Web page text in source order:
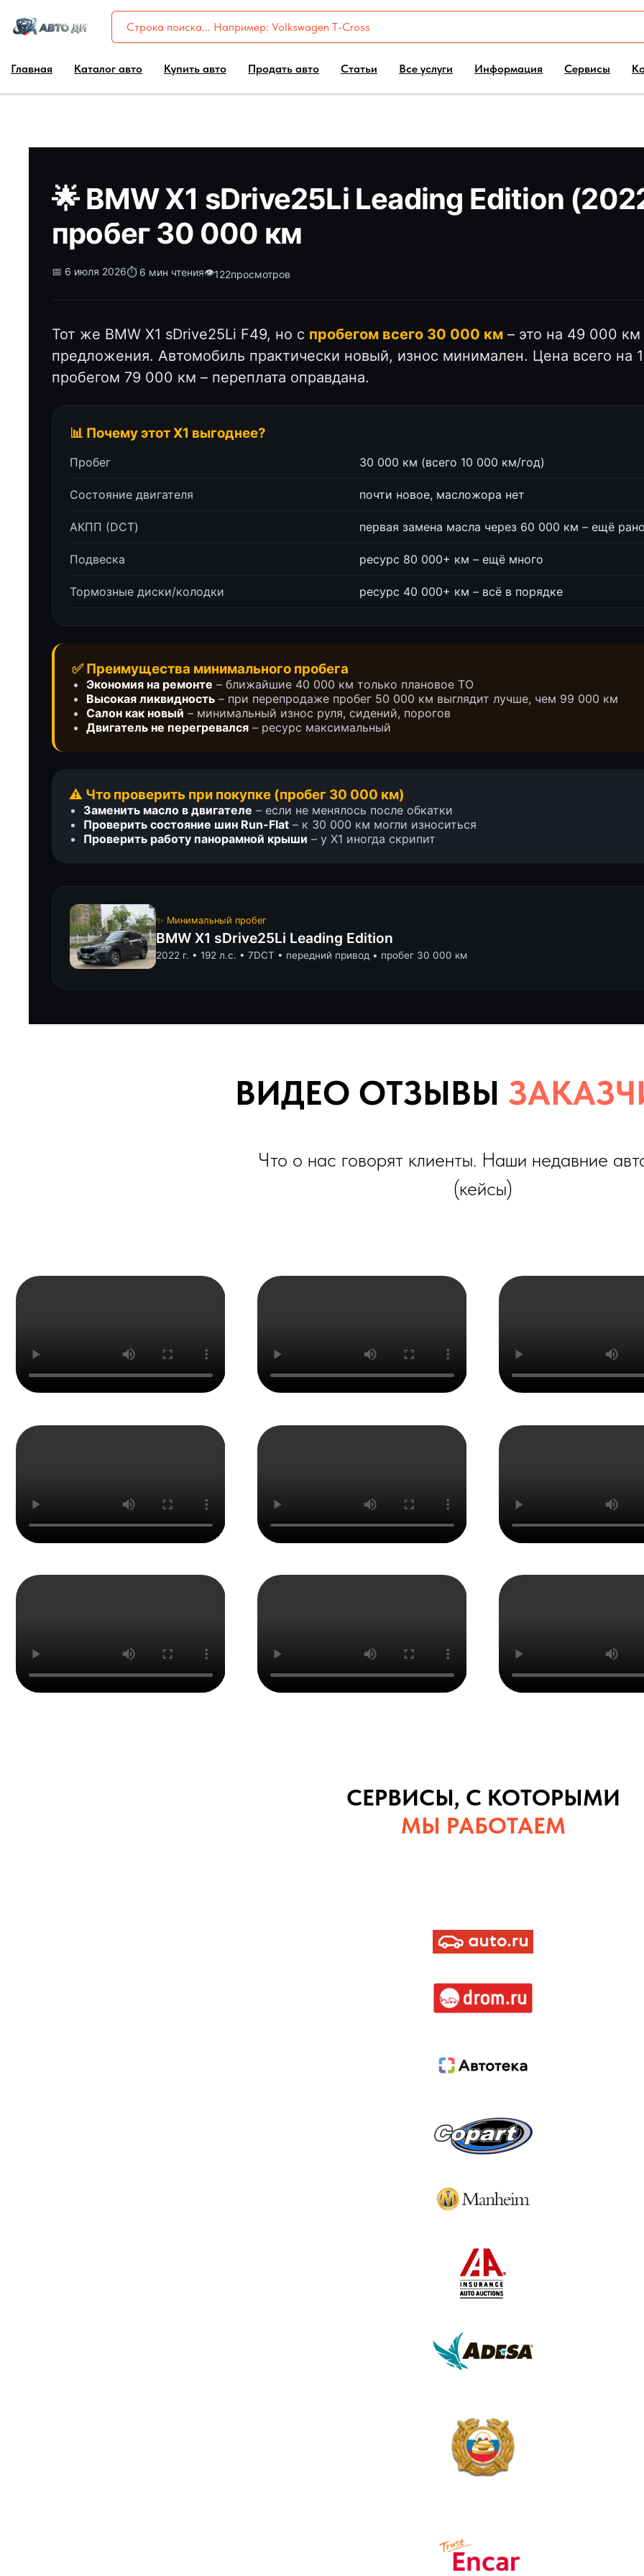
Главная Каталог авто Купить авто Продать авто Статьи Все услуги Информация Сервисы
🌟 BMW X1 sDrive25Li Leading Edition
пробег 30 000 км
📅 6 июля 2026⏱️ 6 мин чтения👁️122просмотров
Тот же BMW X1 sDrive25Li F49, но с пробегом всего 30 000 км – это на 49 000
предложения. Автомобиль практически новый, износ минимален. Цена всего на
пробегом 79 000 км – переплата оправдана.
📊 Почему этот X1 выгоднее?
Пробег 30 000 км (всего 10 000 км/год)
Состояние двигателя почти новое, масложора нет
АКПП (DCT) первая замена масла через 60 000 км – ещё
Подвеска ресурс 80 000+ км – ещё много
Тормозные диски/колодки ресурс 40 000+ км – всё в порядке
✅ Преимущества минимального пробега
Экономия на ремонте – ближайшие 40 000 км только плановое ТО
Высокая ликвидность – при перепродаже пробег 50 000 км выглядит лучше, чем 99 000 км
Салон как новый – минимальный износ руля, сидений, порогов
Двигатель не перегревался – ресурс максимальный
⚠️ Что проверить при покупке (пробег 30 000 км)
Заменить масло в двигателе – если не менялось после обкатки
Проверить состояние шин Run-Flat – к 30 000 км могли износиться
Проверить работу панорамной крыши – у X1 иногда скрипит
✨ Минимальный пробег
BMW X1 sDrive25Li Leading Edition
2022 г. • 192 л.с. • 7DCT • передний привод • пробег 30 000 км
СЕРВИСЫ, С КОТОРЫМИ
МЫ РАБОТАЕМ